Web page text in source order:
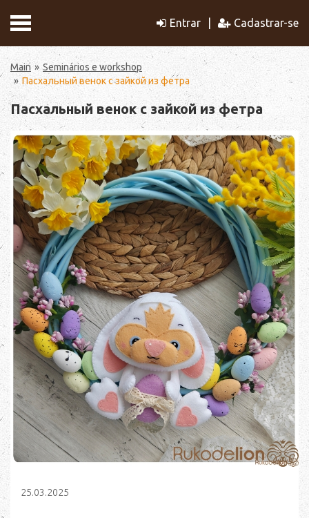
Entrar Cadastrar-se
Main
Seminários e workshop
Пасхальный венок с зайкой из фетра
Пасхальный венок с зайкой из фетра
25.03.2025